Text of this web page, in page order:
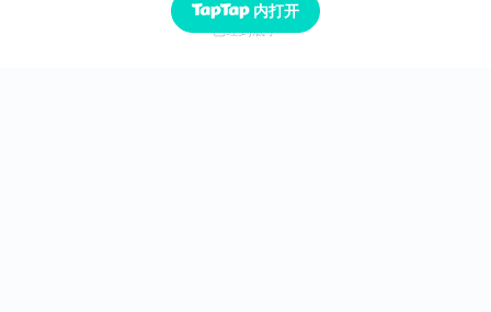
已经到底了
内打开